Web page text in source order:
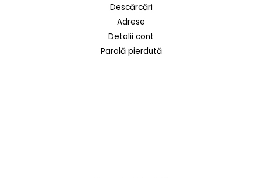
Descărcări
Adrese
Detalii cont
Parolă pierdută